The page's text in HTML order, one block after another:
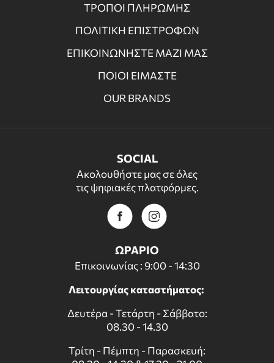
ΤΡΟΠΟΙ ΠΛΗΡΩΜΗΣ
ΠΟΛΙΤΙΚΗ ΕΠΙΣΤΡΟΦΩΝ
ΕΠΙΚΟΙΝΩΝΗΣΤΕ ΜΑΖΙ ΜΑΣ
ΠΟΙΟΙ ΕΙΜΑΣΤΕ
OUR BRANDS
SOCIAL
Ακολουθήστε μας σε όλες
τις ψηφιακές πλατφόρμες.
ΩΡΑΡΙΟ
Επικοινωνίας : 9:00 - 14:30
Λειτουργίας καταστήματος:
Δευτέρα - Τετάρτη - Σάββατο:
08.30 - 14.30
Τρίτη - Πέμπτη - Παρασκευή: